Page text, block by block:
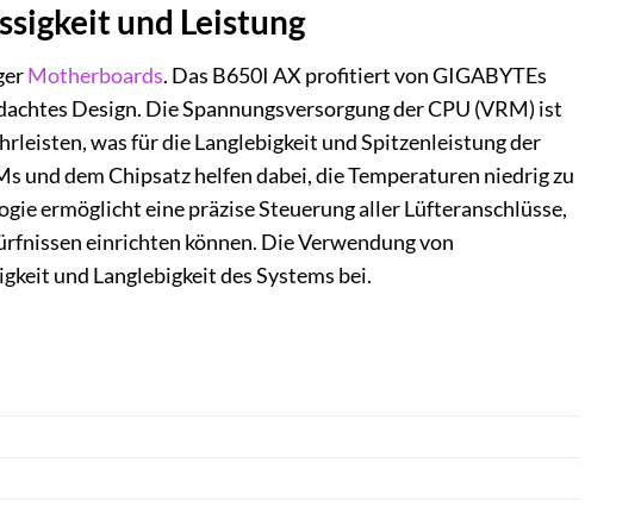
und Leistung
Motherboards. Das B650I AX profitiert von GIGABYTEs
Design. Die Spannungsversorgung der CPU (VRM) ist
was für die Langlebigkeit und Spitzenleistung der
und dem Chipsatz helfen dabei, die Temperaturen niedrig zu
ermöglicht eine präzise Steuerung aller Lüfteranschlüsse,
einrichten können. Die Verwendung von
und Langlebigkeit des Systems bei.